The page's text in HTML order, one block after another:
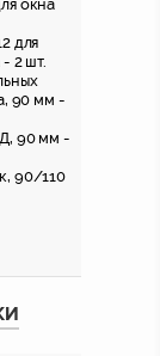
окна
для
2 шт.
90 мм -
90 мм -
90/110